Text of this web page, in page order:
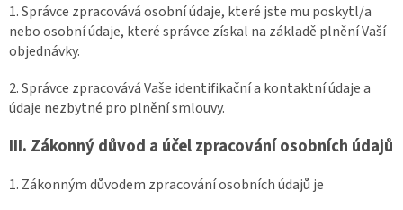
1. Správce zpracovává osobní údaje, které jste mu poskytl/a
nebo osobní údaje, které správce získal na základě plnění Vaší
objednávky.
2. Správce zpracovává Vaše identifikační a kontaktní údaje a
údaje nezbytné pro plnění smlouvy.
III. Zákonný důvod a účel zpracování osobních údajů
1. Zákonným důvodem zpracování osobních údajů je